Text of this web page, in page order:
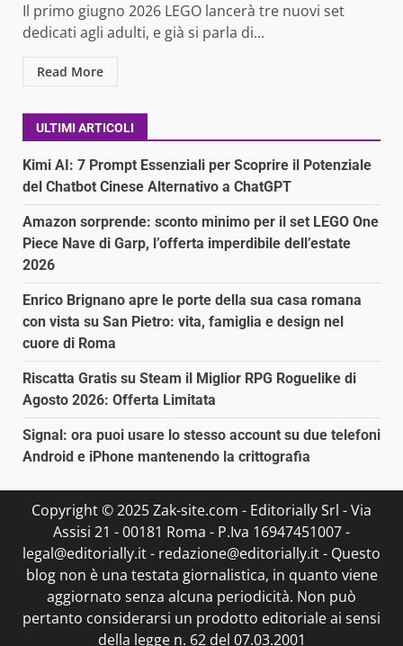
Il primo giugno 2026 LEGO lancerà tre nuovi set
dedicati agli adulti, e già si parla di...
Read More
ULTIMI ARTICOLI
Kimi AI: 7 Prompt Essenziali per Scoprire il Potenziale
del Chatbot Cinese Alternativo a ChatGPT
Amazon sorprende: sconto minimo per il set LEGO One
Piece Nave di Garp, l’offerta imperdibile dell’estate
2026
Enrico Brignano apre le porte della sua casa romana
con vista su San Pietro: vita, famiglia e design nel
cuore di Roma
Riscatta Gratis su Steam il Miglior RPG Roguelike di
Agosto 2026: Offerta Limitata
Signal: ora puoi usare lo stesso account su due telefoni
Android e iPhone mantenendo la crittografia
Copyright © 2025 Zak-site.com - Editorially Srl - Via
Assisi 21 - 00181 Roma - P.Iva 16947451007 -
legal@editorially.it - redazione@editorially.it - Questo
blog non è una testata giornalistica, in quanto viene
aggiornato senza alcuna periodicità. Non può
pertanto considerarsi un prodotto editoriale ai sensi
della legge n. 62 del 07.03.2001